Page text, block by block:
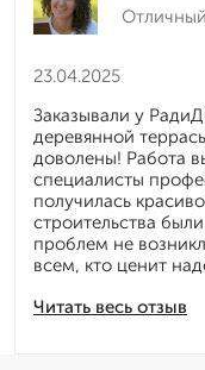
23.04.2025
Читать весь отзыв
Заказывали у
деревянной
доволены! Работа
специалисты
получилась
строительства
проблем не
всем, кто ценит